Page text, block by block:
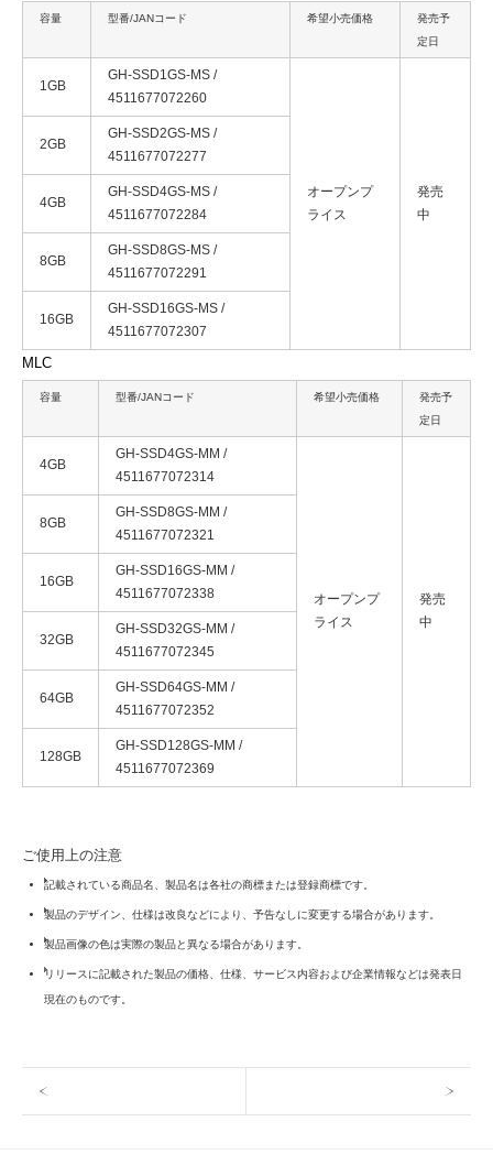
容量 型番/JANコード 希望小売価格
発売予
定日
1GB
GH-SSD1GS-MS /
4511677072260
オープンプ
ライス
発売
中
2GB
GH-SSD2GS-MS /
4511677072277
4GB
GH-SSD4GS-MS /
4511677072284
8GB
GH-SSD8GS-MS /
4511677072291
16GB
GH-SSD16GS-MS /
4511677072307
MLC
容量 型番/JANコード 希望小売価格
発売予
定日
4GB
GH-SSD4GS-MM /
4511677072314
オープンプ
ライス
発売
中
8GB
GH-SSD8GS-MM /
4511677072321
16GB
GH-SSD16GS-MM /
4511677072338
32GB
GH-SSD32GS-MM /
4511677072345
64GB
GH-SSD64GS-MM /
4511677072352
128GB
GH-SSD128GS-MM /
4511677072369
ご使用上の注意
記載されている商品名、製品名は各社の商標または登録商標です。
製品のデザイン、仕様は改良などにより、予告なしに変更する場合があります。
製品画像の色は実際の製品と異なる場合があります。
リリースに記載された製品の価格、仕様、サービス内容および企業情報などは発表日
現在のものです。